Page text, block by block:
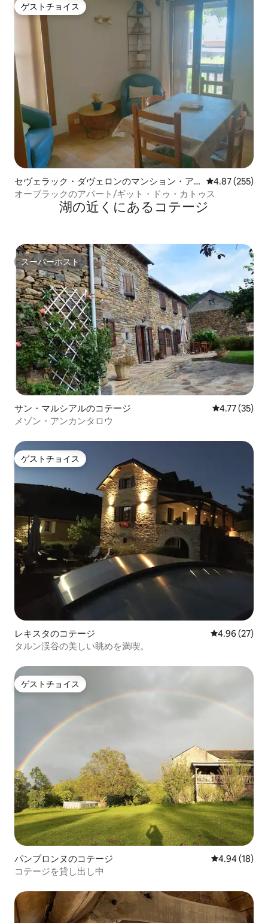
ゲストチョイス
ゲストチョイス
セヴェラック・ダヴェロンのマンション・ア
パート
レビュー255
4.87 (255)
オーブラックのアパート/ギット・ドゥ・カトゥス
湖の近くにあるコテージ
スーパーホスト
スーパーホスト
サン・マルシアルのコテージ レビュー35
4.77 (35)
メゾン・アンカンタロウ
ゲストチョイス
ゲストチョイス
レキスタのコテージ レビュー27
4.96 (27)
タルン渓谷の美しい眺めを満喫。
ゲストチョイス
ゲストチョイス
パンプロンヌのコテージ レビュー18
4.94 (18)
コテージを貸し出し中